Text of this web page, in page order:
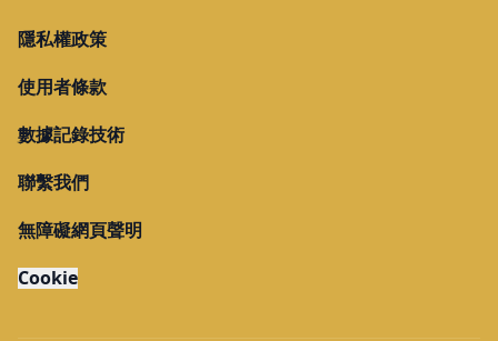
隱私權政策
使用者條款
數據記錄技術
聯繫我們
無障礙網頁聲明
Cookie